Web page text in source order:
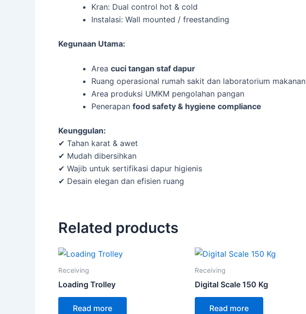
Kran: Dual control hot & cold
Instalasi: Wall mounted / freestanding
Kegunaan Utama:
Area cuci tangan staf dapur
Ruang operasional rumah sakit dan laboratorium makanan
Area produksi UMKM pengolahan pangan
Penerapan food safety & hygiene compliance
Keunggulan:
✔ Tahan karat & awet
✔ Mudah dibersihkan
✔ Wajib untuk sertifikasi dapur higienis
✔ Desain elegan dan efisien ruang
Related products
Receiving
Loading Trolley
Read more
Receiving
Digital Scale 150 Kg
Read more